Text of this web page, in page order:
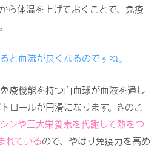
ら体温を上げておくことで、免疫
血流が良くなるのですね。
疫機能を持つ白血球が血液を通し
ロールが円滑になります。きのこ
ンや三大栄養素を代謝して熱をつ
れているので、やはり免疫力を高め